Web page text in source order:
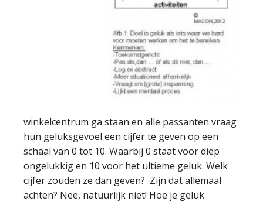
winkelcentrum ga staan en alle passanten vraag
hun geluksgevoel een cijfer te geven op een
schaal van 0 tot 10. Waarbij 0 staat voor diep
ongelukkig en 10 voor het ultieme geluk. Welk
cijfer zouden ze dan geven? Zijn dat allemaal
achten? Nee, natuurlijk niet! Hoe je geluk